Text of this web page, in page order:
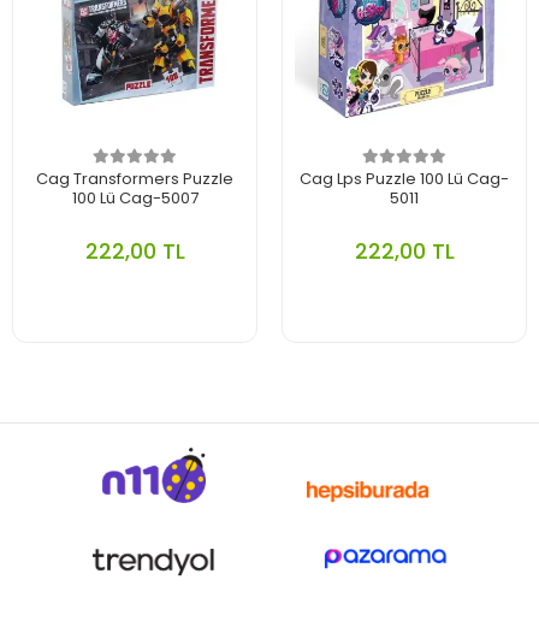
Cag Transformers Puzzle
100 Lü Cag-5007
222,00 TL
Cag Lps Puzzle 100 Lü Cag-
5011
222,00 TL